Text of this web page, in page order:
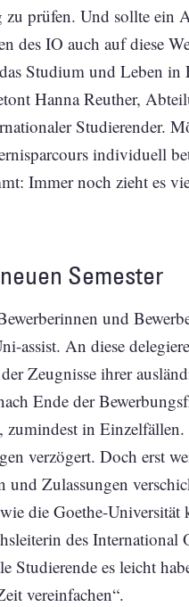
zu prüfen. Und sollte
des IO auch auf diese
Studium und Leben in
Hanna Reuther,
Studierender.
individuell
Immer noch zieht es
Semester
und
assist. An diese
Zeugnisse ihrer
Ende der
zumindest in
verzögert. Doch erst
und Zulassungen
die Goethe-
des International
Studierende es leicht
vereinfachen“.